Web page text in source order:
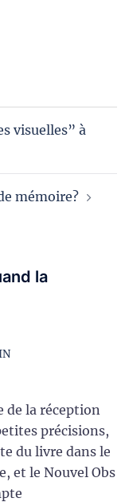
visuelles” à
mémoire?
la
de la réception
précisions,
du livre dans le
et le Nouvel Obs